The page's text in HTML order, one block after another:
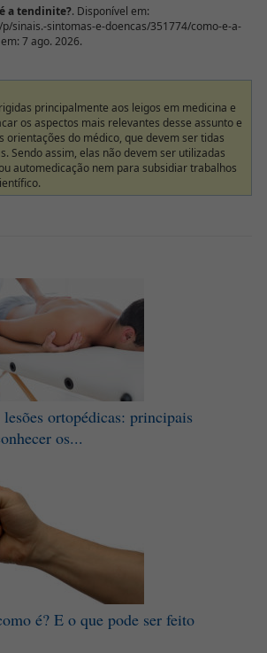
a tendinite?. Disponível em:
sinais.-sintomas-e-doencas/351774/como-e-a-
7 ago. 2026.
principalmente aos leigos em medicina e
os aspectos mais relevantes desse assunto e
orientações do médico, que devem ser tidas
Sendo assim, elas não devem ser utilizadas
automedicação nem para subsidiar trabalhos
ortopédicas: principais
os...
é? E o que pode ser feito